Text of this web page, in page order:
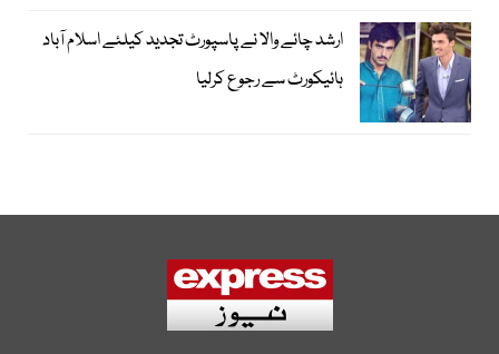
ارشد چائے والا نے پاسپورٹ تجدید کیلئے اسلام آباد
ہائیکورٹ سے رجوع کرلیا